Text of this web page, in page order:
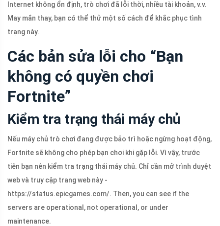
Internet không ổn định, trò chơi đã lỗi thời, nhiều tài khoản, v.v.
May mắn thay, bạn có thể thử một số cách để khắc phục tình
trạng này.
Các bản sửa lỗi cho “Bạn
không có quyền chơi
Fortnite”
Kiểm tra trạng thái máy chủ
Nếu máy chủ trò chơi đang được bảo trì hoặc ngừng hoạt động,
Fortnite sẽ không cho phép bạn chơi khi gặp lỗi. Vì vậy, trước
tiên bạn nên kiểm tra trạng thái máy chủ. Chỉ cần mở trình duyệt
web và truy cập trang web này -
https://status.epicgames.com/. Then, you can see if the
servers are operational, not operational, or under
maintenance.